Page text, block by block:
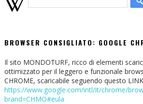
BROWSER CONSIGLIATO: GOOGLE
Il sito MONDOTURF, ricco di elementi
ottimizzato per il leggero e funzionale
CHROME, scaricabile seguendo questo
https://www.google.com/intl/it/chrome/
brand=CHMO#eula